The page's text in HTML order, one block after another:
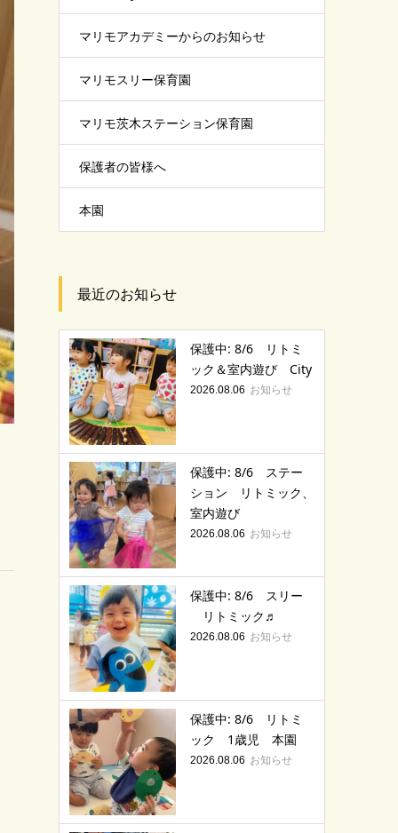
マリモアカデミーからのお知らせ
マリモスリー保育園
マリモ茨木ステーション保育園
保護者の皆様へ
本園
最近のお知らせ
保護中: 8/6 リトミ
ック＆室内遊び City
2026.08.06 お知らせ
保護中: 8/6 ステー
ション リトミック、
室内遊び
2026.08.06 お知らせ
保護中: 8/6 スリー
リトミック♬
2026.08.06 お知らせ
保護中: 8/6 リトミ
ック 1歳児 本園
2026.08.06 お知らせ